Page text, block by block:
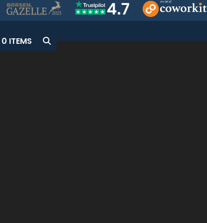
0 ITEMS